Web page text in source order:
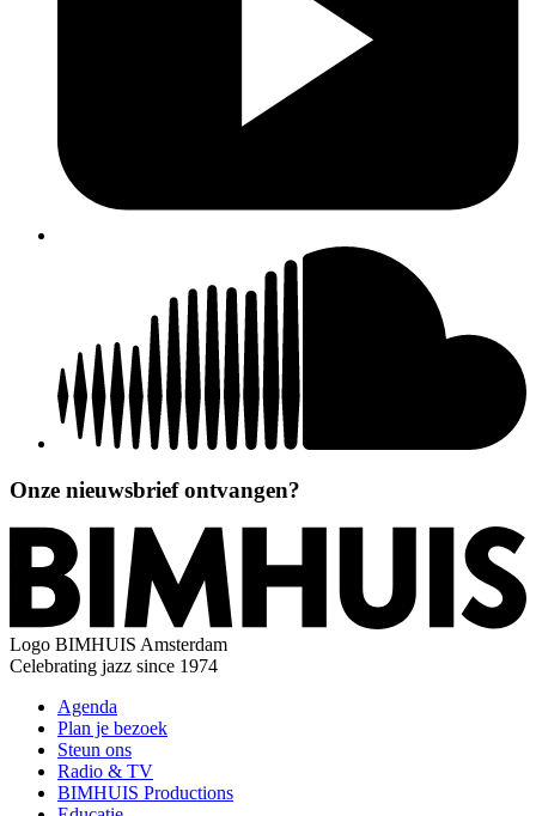
Onze nieuwsbrief ontvangen?
Logo BIMHUIS Amsterdam
Celebrating jazz since 1974
Agenda
Plan je bezoek
Steun ons
Radio & TV
BIMHUIS Productions